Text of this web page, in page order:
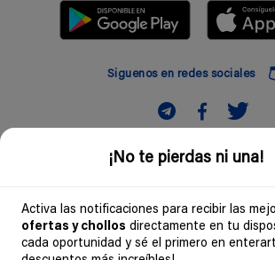
¡No te pierdas ni una!
Activa las notificaciones para recibir las
ofertas y chollos directamente en tu
cada oportunidad y sé el primero en
Siguenos en redes sociales
Comunidad